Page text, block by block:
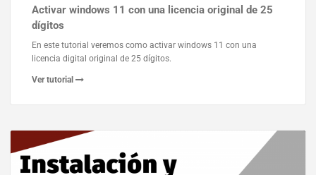
Activar windows 11 con una licencia original de 25
dígitos
En este tutorial veremos como activar windows 11 con una
licencia digital original de 25 dígitos.
Ver tutorial